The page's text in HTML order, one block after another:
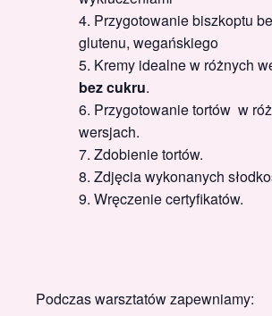
Przygotowanie biszkoptu
glutenu, wegańskiego
Kremy idealne w różnych
bez cukru.
Przygotowanie tortów w
wersjach.
Zdobienie tortów.
Zdjęcia wykonanych
Wręczenie certyfikatów.
Podczas warsztatów zapewniamy: